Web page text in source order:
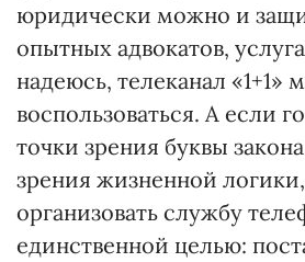
юридически можно и
опытных адвокатов,
надеюсь, телеканал «1+1»
воспользоваться. А если
точки зрения буквы
зрения жизненной
организовать службу
единственной целью: